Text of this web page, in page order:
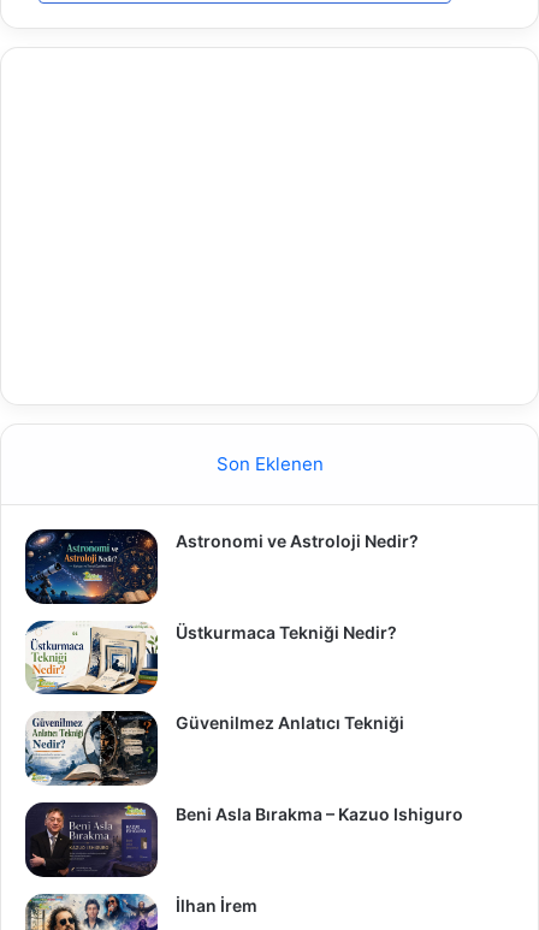
Son Eklenen
Astronomi ve Astroloji Nedir?
Üstkurmaca Tekniği Nedir?
Güvenilmez Anlatıcı Tekniği
Beni Asla Bırakma – Kazuo Ishiguro
İlhan İrem